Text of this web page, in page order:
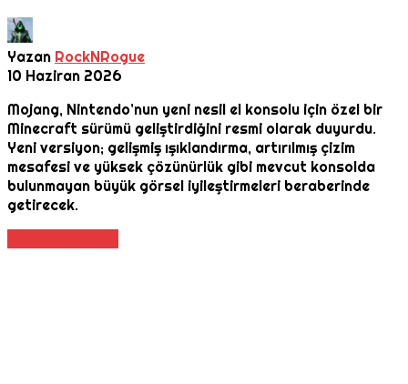
Yazan RockNRogue
10 Haziran 2026
Mojang, Nintendo’nun yeni nesil el konsolu için özel bir
Minecraft sürümü geliştirdiğini resmi olarak duyurdu.
Yeni versiyon; gelişmiş ışıklandırma, artırılmış çizim
mesafesi ve yüksek çözünürlük gibi mevcut konsolda
bulunmayan büyük görsel iyileştirmeleri beraberinde
getirecek.